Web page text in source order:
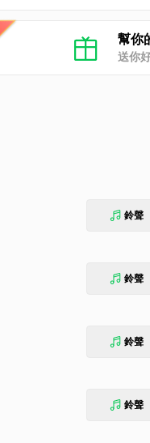
幫你
送你
鈴聲
鈴聲
鈴聲
鈴聲